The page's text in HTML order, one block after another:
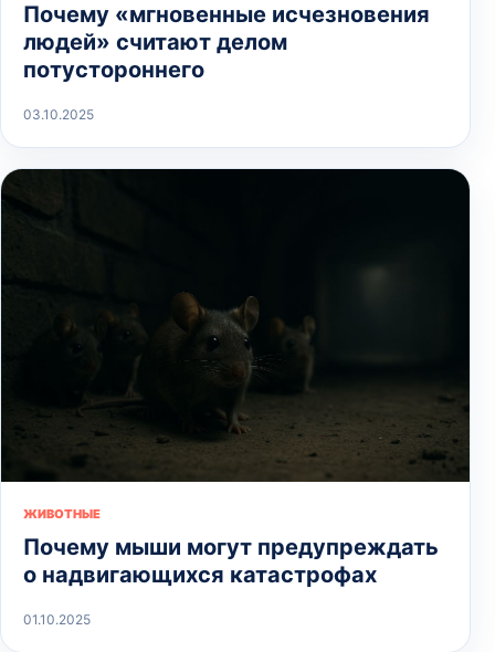
Почему «мгновенные исчезновения
людей» считают делом
потустороннего
03.10.2025
ЖИВОТНЫЕ
Почему мыши могут предупреждать
о надвигающихся катастрофах
01.10.2025